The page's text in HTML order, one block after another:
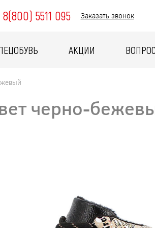
8(800) 5511 095 Заказать звонок
АКЦИИ
черно-